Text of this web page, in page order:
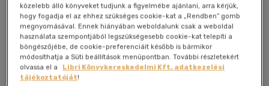
közelebb álló könyveket tudjunk a figyelmébe ajánlani, arra kérjük,
hogy fogadja el az ehhez szükséges cookie-kat a „Rendben” gomb
megnyomásával. Ennek hiányában weboldalunk csak a weboldal
használata szempontjából legszükségesebb cookie-kat telepíti a
böngészőjébe, de cookie-preferenciáit később is bármikor
módosíthatja a Süti beállítások menüpontban. További részletekért
olvassa el a
Libri Könyvkereskedelmi Kft. adatkezelési
tájékoztatóját!